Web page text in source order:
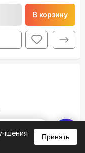
В корзину
В корзину
Принять